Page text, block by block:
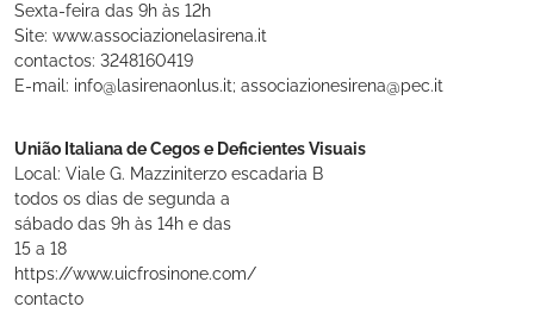
Sexta-feira das 9h às 12h
Site: www.associazionelasirena.it
contactos: 3248160419
E-mail: info@lasirenaonlus.it; associazionesirena@pec.it
União Italiana de Cegos e Deficientes Visuais
Local: Viale G. Mazziniterzo escadaria B
todos os dias de segunda a
sábado das 9h às 14h e das
15 a 18
https://www.uicfrosinone.com/
contacto